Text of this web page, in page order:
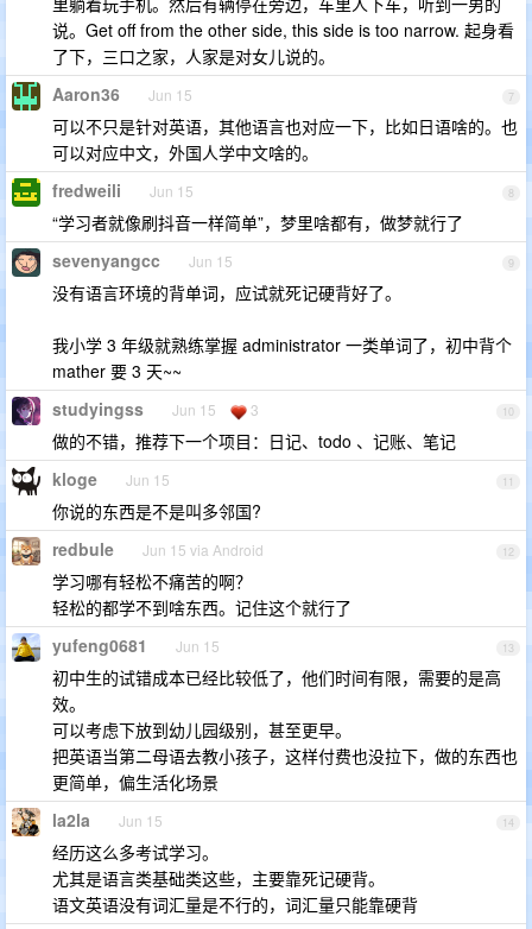
说。Get off from the other side, this side is too narrow. 起身看
了下，三口之家，人家是对女儿说的。
7
Aaron36 Jun 15
可以不只是针对英语，其他语言也对应一下，比如日语啥的。也
可以对应中文，外国人学中文啥的。
8
fredweili Jun 15
“学习者就像刷抖音一样简单”，梦里啥都有，做梦就行了
9
sevenyangcc Jun 15
没有语言环境的背单词，应试就死记硬背好了。
我小学 3 年级就熟练掌握 administrator 一类单词了，初中背个
mather 要 3 天~~
10
studyingss Jun 15 3
做的不错，推荐下一个项目：日记、todo 、记账、笔记
11
kloge Jun 15
你说的东西是不是叫多邻国?
12
redbule Jun 15 via Android
学习哪有轻松不痛苦的啊？
轻松的都学不到啥东西。记住这个就行了
13
yufeng0681 Jun 15
初中生的试错成本已经比较低了，他们时间有限，需要的是高
效。
可以考虑下放到幼儿园级别，甚至更早。
把英语当第二母语去教小孩子，这样付费也没拉下，做的东西也
更简单，偏生活化场景
14
la2la Jun 15
经历这么多考试学习。
尤其是语言类基础类这些，主要靠死记硬背。
语文英语没有词汇量是不行的，词汇量只能靠硬背